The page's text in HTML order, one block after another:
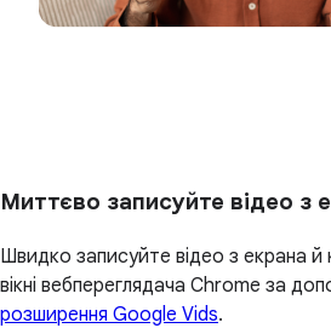
Миттєво записуйте відео з
Швидко записуйте відео з екрана
вікні вебпереглядача Chrome за
розширення Google Vids.